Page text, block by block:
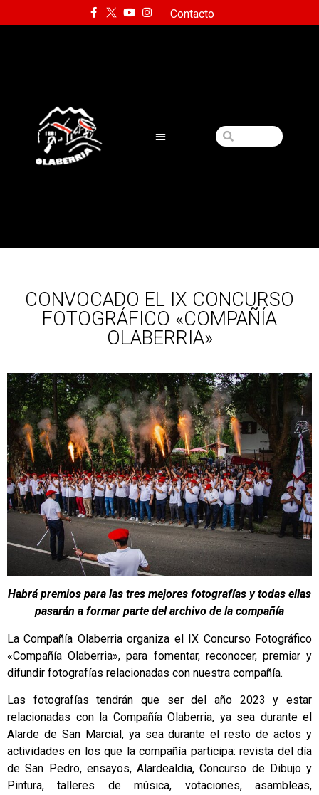
Contacto
CONVOCADO EL IX CONCURSO
FOTOGRÁFICO «COMPAÑÍA
OLABERRIA»
Habrá premios para las tres mejores fotografías y todas ellas
pasarán a formar parte del archivo de la compañía
La Compañía Olaberria organiza el IX Concurso Fotográfico
«Compañía Olaberria», para fomentar, reconocer, premiar y
difundir fotografías relacionadas con nuestra compañía.
Las fotografías tendrán que ser del año 2023 y estar
relacionadas con la Compañía Olaberria, ya sea durante el
Alarde de San Marcial, ya sea durante el resto de actos y
actividades en los que la compañía participa: revista del día
de San Pedro, ensayos, Alardealdia, Concurso de Dibujo y
Pintura, talleres de música, votaciones, asambleas,